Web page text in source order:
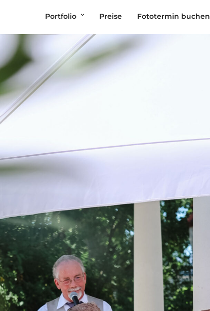
Portfolio Preise Fototermin buchen